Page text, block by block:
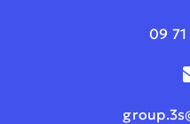
09 71